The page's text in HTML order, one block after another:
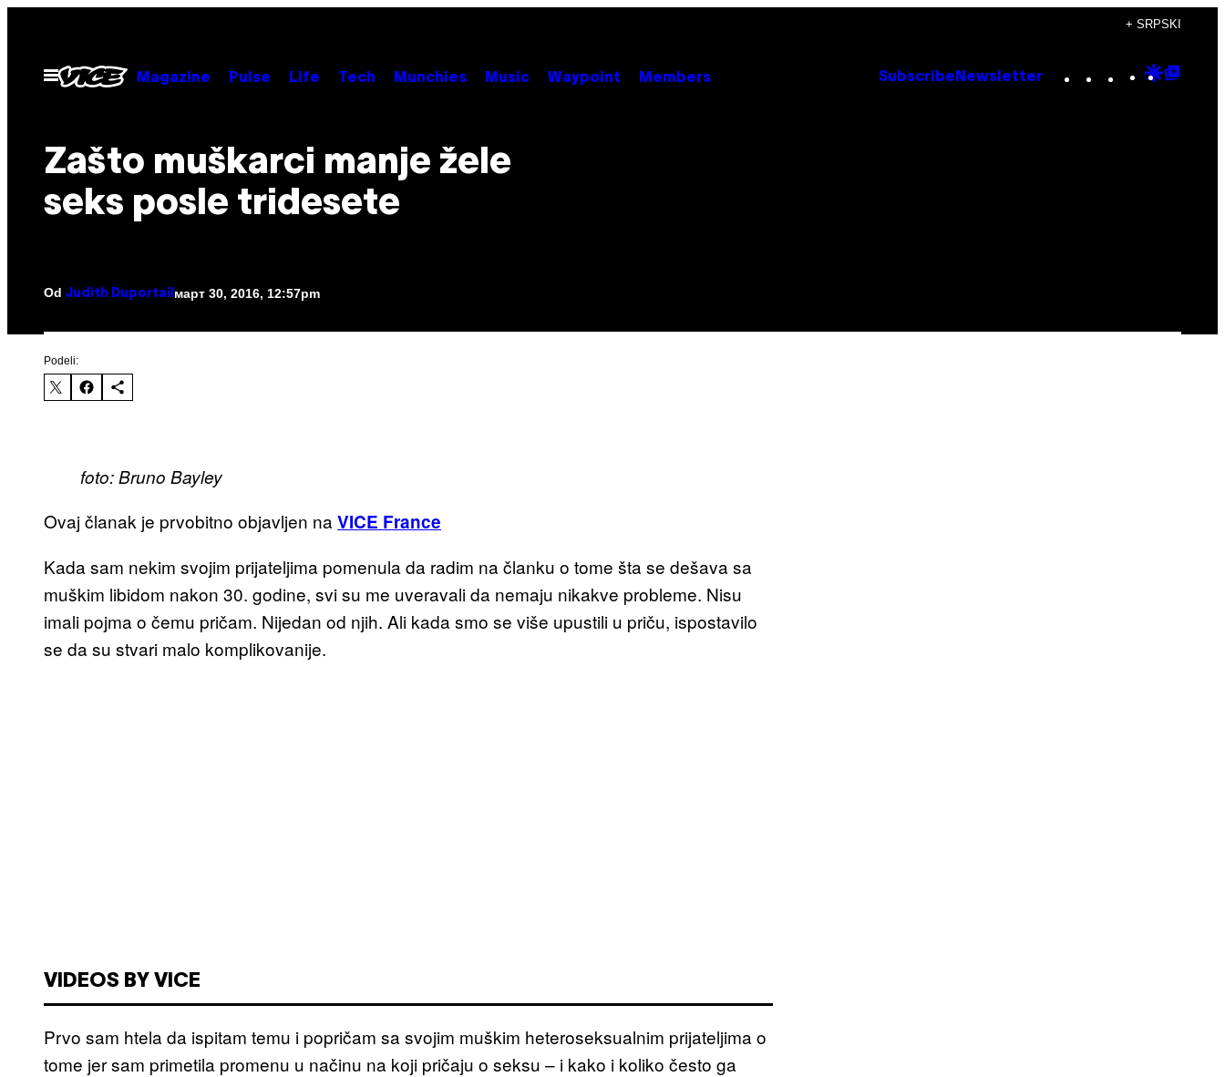
садржај
+ SRPSKI
Otvori
Meni
Magazine Pulse Life Tech Munchies Music Waypoint Members Subscribe Newsletter Instagram
TikTok
YouTube
Google
​Zašto muškarci manje žele
seks posle tridesete
Od Judith Duportail март 30, 2016, 12:57pm
Podeli:
foto: Bruno Bayley
Ovaj članak je prvobitno objavljen na VICE France
Kada sam nekim svojim prijateljima pomenula da radim na članku o tome šta se dešava sa
muškim libidom nakon 30. godine, svi su me uveravali da nemaju nikakve probleme. Nisu
imali pojma o čemu pričam. Nijedan od njih. Ali kada smo se više upustili u priču, ispostavilo
se da su stvari malo komplikovanije.
VIDEOS BY VICE
Prvo sam htela da ispitam temu i popričam sa svojim muškim heteroseksualnim prijateljima o
tome jer sam primetila promenu u načinu na koji pričaju o seksu – i kako i koliko često ga